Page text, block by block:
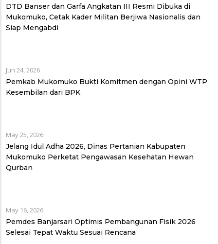
DTD Banser dan Garfa Angkatan III Resmi Dibuka di
Mukomuko, Cetak Kader Militan Berjiwa Nasionalis dan
Siap Mengabdi
Jun 24, 2026
Pemkab Mukomuko Bukti Komitmen dengan Opini WTP
Kesembilan dari BPK
May 25, 2026
Jelang Idul Adha 2026, Dinas Pertanian Kabupaten
Mukomuko Perketat Pengawasan Kesehatan Hewan
Qurban
May 16, 2026
Pemdes Banjarsari Optimis Pembangunan Fisik 2026
Selesai Tepat Waktu Sesuai Rencana